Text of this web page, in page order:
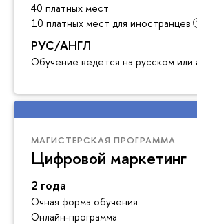
40 платных мест
10 платных мест для иностранцев
РУС/АНГЛ
Обучение ведется на русском или
МАГИСТЕРСКАЯ ПРОГРАММА
Цифровой маркетинг
2 года
Очная форма обучения
Онлайн-программа